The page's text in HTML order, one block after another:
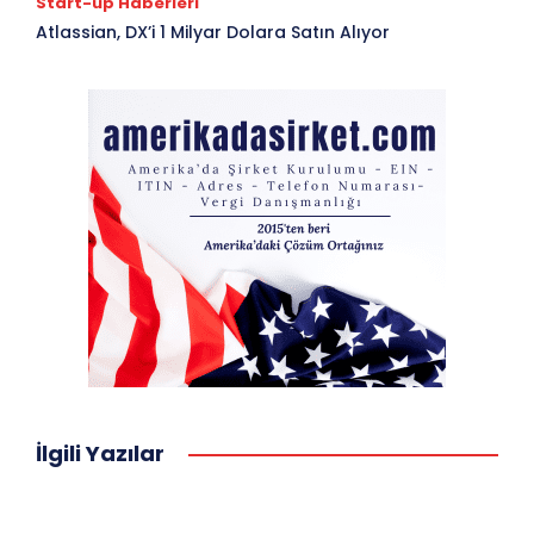
Atlassian, DX’i 1 Milyar Dolara Satın Alıyor
İlgili Yazılar